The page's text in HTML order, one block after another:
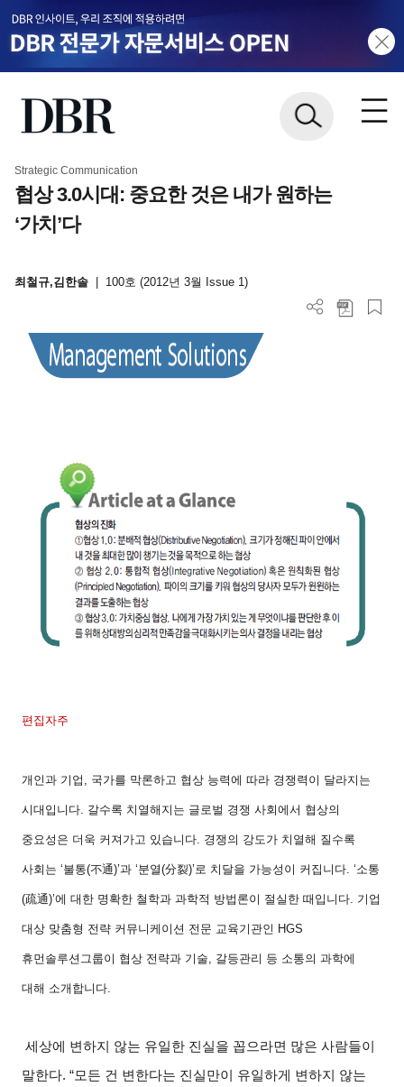
Strategic Communication
협상 3.0시대: 중요한 것은 내가 원하는
‘가치’다
최철규,김한솔 100호 (2012년 3월 Issue 1)
편집자주
개인과 기업 , 국가를 막론하고 협상 능력에 따라 경쟁력이 달라지는
시대입니다. 갈수록 치열해지는 글로벌 경쟁 사회에서 협상의
중요성은 더욱 커져가고 있습니다. 경쟁의 강도가 치열해 질수록
사회는 ‘불통(不通)’과 ‘분열(分裂)’로 치달을 가능성이 커집니다. ‘소통
(疏通)’에 대한 명확한 철학과 과학적 방법론이 절실한 때입니다. 기업
대상 맞춤형 전략 커뮤니케이션 전문 교육기관인 HGS
휴먼솔루션그룹이 협상 전략과 기술, 갈등관리 등 소통의 과학에
대해 소개합니다.
세상에 변하지 않는 유일한 진실을 꼽으라면 많은 사람들이
말한다. “모든 건 변한다는 진실만이 유일하게 변하지 않는